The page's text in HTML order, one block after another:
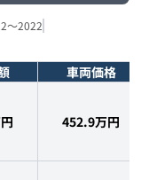
～2022
車両価格
452.9万円